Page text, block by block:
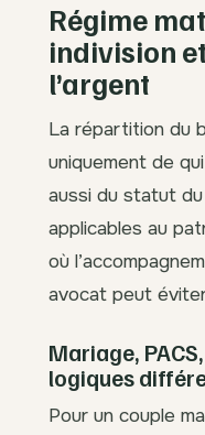
Régime
indivision
l’argent
La répartition du
uniquement de
aussi du statut
applicables au
où
avocat peut
Mariage,
logiques
Pour un couple